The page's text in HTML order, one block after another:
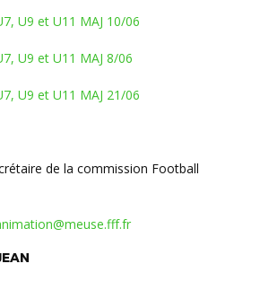
U9 et U11 MAJ 10/06
U9 et U11 MAJ 8/06
U9 et U11 MAJ 21/06
de la commission Football